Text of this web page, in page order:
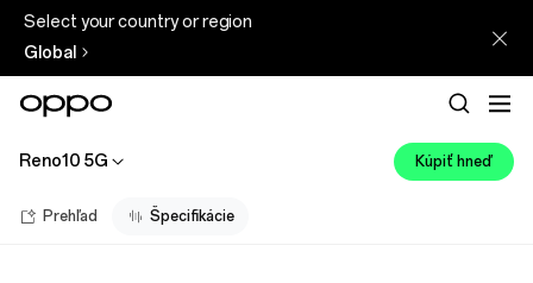
Select your country or region
Global
Reno10 5G Kúpiť hneď
Prehľad Špecifikácie